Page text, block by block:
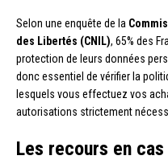
Selon une enquête de la
des Libertés (CNIL), 65% des
protection de leurs données
donc essentiel de vérifier la
lesquels vous effectuez vos
autorisations strictement
Les recours en